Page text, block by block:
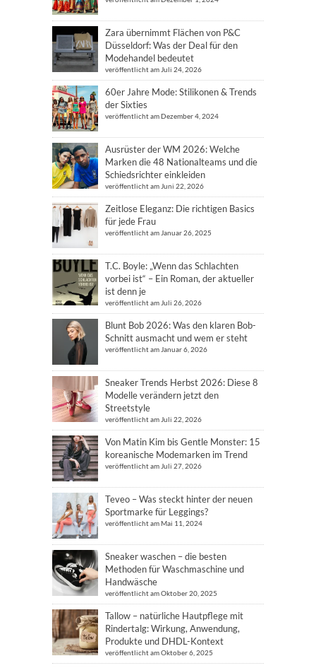
Zara übernimmt Flächen von P&C
Düsseldorf: Was der Deal für den
Modehandel bedeutet
veröffentlicht am Juli 24, 2026
60er Jahre Mode: Stilikonen & Trends
der Sixties
veröffentlicht am Dezember 4, 2024
Ausrüster der WM 2026: Welche
Marken die 48 Nationalteams und die
Schiedsrichter einkleiden
veröffentlicht am Juni 22, 2026
Zeitlose Eleganz: Die richtigen Basics
für jede Frau
veröffentlicht am Januar 26, 2025
T.C. Boyle: „Wenn das Schlachten
vorbei ist“ – Ein Roman, der aktueller
ist denn je
veröffentlicht am Juli 26, 2026
Blunt Bob 2026: Was den klaren Bob-
Schnitt ausmacht und wem er steht
veröffentlicht am Januar 6, 2026
Sneaker Trends Herbst 2026: Diese 8
Modelle verändern jetzt den
Streetstyle
veröffentlicht am Juli 22, 2026
Von Matin Kim bis Gentle Monster: 15
koreanische Modemarken im Trend
veröffentlicht am Juli 27, 2026
Teveo – Was steckt hinter der neuen
Sportmarke für Leggings?
veröffentlicht am Mai 11, 2024
Sneaker waschen – die besten
Methoden für Waschmaschine und
Handwäsche
veröffentlicht am Oktober 20, 2025
Tallow – natürliche Hautpflege mit
Rindertalg: Wirkung, Anwendung,
Produkte und DHDL-Kontext
veröffentlicht am Oktober 6, 2025